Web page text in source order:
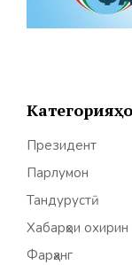
Категорияҳо
Президент
Парлумон
Тандурустӣ
Хабарҳои охирин
Фарҳанг